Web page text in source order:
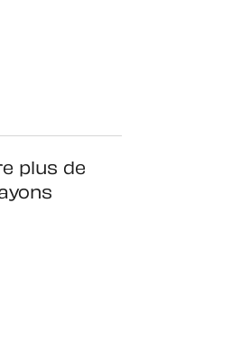
plus de